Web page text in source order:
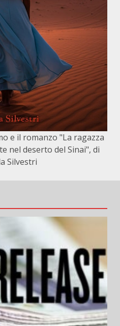
e il romanzo "La ragazza
nel deserto del Sinai", di
Silvestri